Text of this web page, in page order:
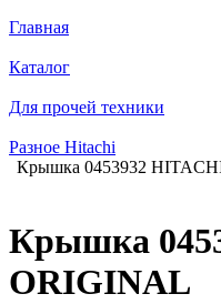
Главная
Каталог
Для прочей техники
Разное Hitachi
Крышка 0453932
Крышка
ORIGINAL